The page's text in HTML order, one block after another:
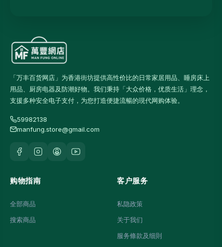
「万丰百货网店」为香港街坊提供高性价比的日常家居用品、睡房床上
用品、厨房电器及防潮好物。我们秉持「大众价格，优质生活」理念，
支援多种安全电子支付，为您打造便捷流暢的現代网购体验。
59982138
manfung.store@gmail.com
购物指南
全部商品
搜索商品
客户服务
私隐政策
关于我们
服务條款及细則